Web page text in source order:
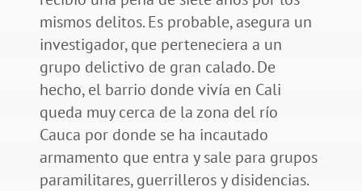
mismos delitos. Es probable, asegura un
investigador, que perteneciera a un
grupo delictivo de gran calado. De
hecho, el barrio donde vivía en Cali
queda muy cerca de la zona del río
Cauca por donde se ha incautado
armamento que entra y sale para grupos
paramilitares, guerrilleros y disidencias.